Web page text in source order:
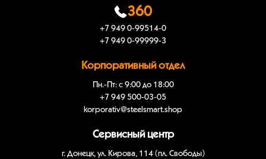
360
+7 949 0-99514-0
+7 949 0-99999-3
Корпоративный отдел
Пн.-Пт: с 9:00 до 18:00
+7 949 500-03-05
korporativ@steelsmart.shop
Сервисный центр
г. Донецк, ул. Кирова, 114 (пл. Свободы)